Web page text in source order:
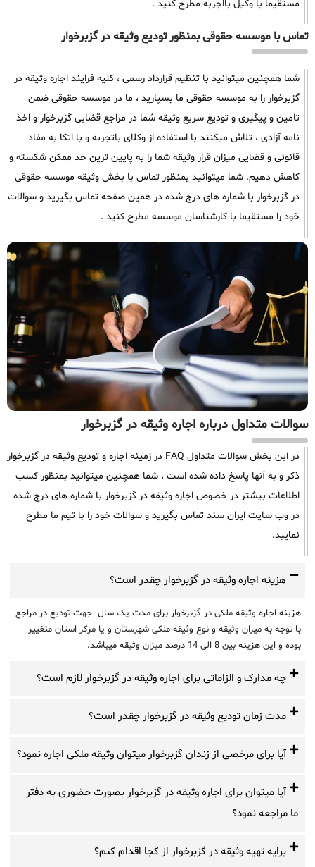
مستقیما با وکیل بااجربه مطرح کنید .
تماس با موسسه حقوقی بمنظور تودیع وثیقه در گزبرخوار
شما همچنین میتوانید با تنظیم قرارداد رسمی ، کلیه فرایند اجاره وثیقه در
گزبرخوار را به موسسه حقوقی ما بسپارید ، ما در موسسه حقوقی ضمن
تامین و پیگیری و تودیع سریع وثیقه شما در مراجع قضایی گزبرخوار و اخذ
نامه آزادی ، تلاش میکنند با استفاده از وکلای باتجربه و با اتکا به مفاد
قانونی و قضایی میزان قرار وثیقه شما را به پایین ترین حد ممکن شکسته و
کاهش دهیم. شما میتوانید بمنظور تماس با بخش وثیقه موسسه حقوقی
در گزبرخوار با شماره های درج شده در همین صفحه تماس بگیرید و سوالات
خود را مستقیما با کارشناسان موسسه مطرح کنید .
سوالات متداول درباره اجاره وثیقه در گزبرخوار
در این بخش سوالات متداول FAQ در زمینه اجاره و تودیع وثیقه در گزبرخوار
ذکر و به آنها پاسخ داده شده است ، شما همچنین میتوانید بمنظور کسب
اطلاعات بیشتر در خصوص اجاره وثیقه در گزبرخوار با شماره های درج شده
در وب سایت ایران سند تماس بگیرید و سوالات خود را با تیم ما مطرح
نمایید.
هزینه اجاره وثیقه در گزبرخوار چقدر است؟
هزینه اجاره وثیقه ملکی در گزبرخوار برای مدت یک سال جهت تودیع در مراجع
با توجه به میزان وثیقه و نوع وثیقه ملکی شهرستان و یا مرکز استان متغییر
بوده و این هزینه بین 8 الی 14 درصد میزان وثیقه میباشد.
چه مدارک و الزاماتی برای اجاره وثیقه در گزبرخوار لازم است؟
مدت زمان تودیع وثیقه در گزبرخوار چقدر است؟
آیا برای مرخصی از زندان گزبرخوار میتوان وثیقه ملکی اجاره نمود؟
آیا میتوان برای اجاره وثیقه در گزبرخوار بصورت حضوری به دفتر
ما مراجعه نمود؟
برایه تهیه وثیقه در گزبرخوار از کجا اقدام کنم؟